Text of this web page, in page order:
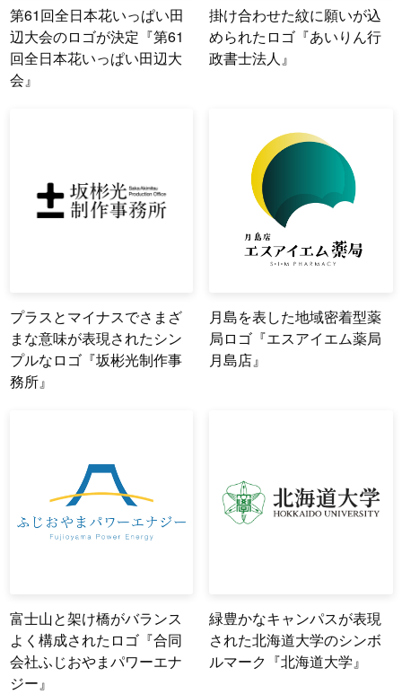
第61回全日本花いっぱい田
辺大会のロゴが決定『第61
回全日本花いっぱい田辺大
会』
掛け合わせた紋に願いが込
められたロゴ『あいりん行
政書士法人』
プラスとマイナスでさまざ
まな意味が表現されたシン
プルなロゴ『坂彬光制作事
務所』
月島を表した地域密着型薬
局ロゴ『エスアイエム薬局
月島店』
富士山と架け橋がバランス
よく構成されたロゴ『合同
会社ふじおやまパワーエナ
ジー』
緑豊かなキャンパスが表現
された北海道大学のシンボ
ルマーク『北海道大学』